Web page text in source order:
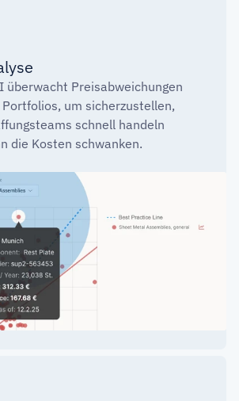
überwacht Preisabweichungen
um sicherzustellen,
schnell handeln
die Kosten schwanken.